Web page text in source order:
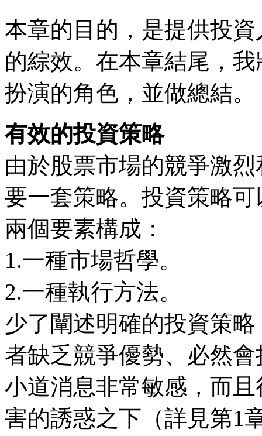
本章的目的，是提供投
的綜效。在本章結尾，
扮演的角色，並做總結。
有效的投資策略
由於股票市場的競爭激
要一套策略。投資策略
兩個要素構成：
1.一種市場哲學。
2.一種執行方法。
少了闡述明確的投資策
者缺乏競爭優勢、必然
小道消息非常敏感，而
害的誘惑之下（詳見第1